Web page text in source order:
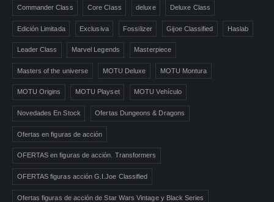
Commander Class Core Class deluxe Deluxe Class
Edición Limitada Exclusiva Fossilizer Gijoe Classified Haslab
Leader Class Marvel Legends Masterpiece
Masters of the universe MOTU Deluxe MOTU Montura
MOTU Origins MOTU Playset MOTU Vehículo
Novedades En Stock Ofertas Dungeons & Dragons
Ofertas en figuras de acción
OFERTAS en figuras de acción. Transformers
OFERTAS figuras acción G.I.Joe Classified
Ofertas figuras de acción de Star Wars Vintage y Black Series